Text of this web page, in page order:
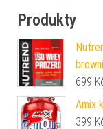
Produkty
699
Amix
399